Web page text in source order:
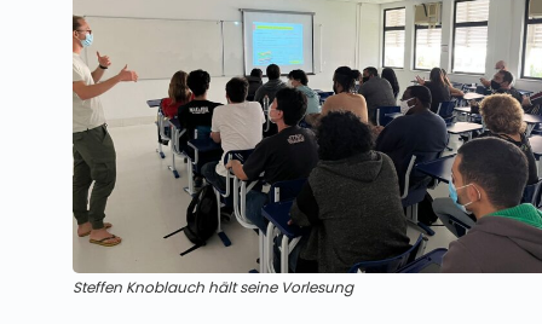
Steffen Knoblauch hält seine Vorlesung